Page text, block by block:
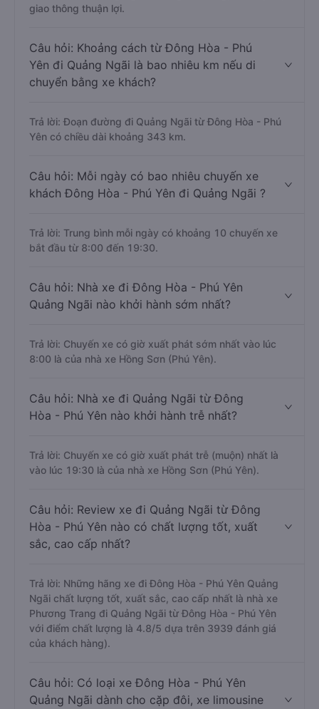
giao thông thuận lợi.
Câu hỏi: Khoảng cách từ Đông Hòa - Phú
Yên đi Quảng Ngãi là bao nhiêu km nếu di
chuyển bằng xe khách?
Trả lời: Đoạn đường đi Quảng Ngãi từ Đông Hòa - Phú
Yên có chiều dài khoảng 343 km.
Câu hỏi: Mỗi ngày có bao nhiêu chuyến xe
khách Đông Hòa - Phú Yên đi Quảng Ngãi ?
Trả lời: Trung bình mỗi ngày có khoảng 10 chuyến xe
bắt đầu từ 8:00 đến 19:30.
Câu hỏi: Nhà xe đi Đông Hòa - Phú Yên
Quảng Ngãi nào khởi hành sớm nhất?
Trả lời: Chuyến xe có giờ xuất phát sớm nhất vào lúc
8:00 là của nhà xe Hồng Sơn (Phú Yên).
Câu hỏi: Nhà xe đi Quảng Ngãi từ Đông
Hòa - Phú Yên nào khởi hành trễ nhất?
Trả lời: Chuyến xe có giờ xuất phát trễ (muộn) nhất là
vào lúc 19:30 là của nhà xe Hồng Sơn (Phú Yên).
Câu hỏi: Review xe đi Quảng Ngãi từ Đông
Hòa - Phú Yên nào có chất lượng tốt, xuất
sắc, cao cấp nhất?
Trả lời: Những hãng xe đi Đông Hòa - Phú Yên Quảng
Ngãi chất lượng tốt, xuất sắc, cao cấp nhất là nhà xe
Phương Trang đi Quảng Ngãi từ Đông Hòa - Phú Yên
với điểm chất lượng là 4.8/5 dựa trên 3939 đánh giá
của khách hàng).
Câu hỏi: Có loại xe Đông Hòa - Phú Yên
Quảng Ngãi dành cho cặp đôi, xe limousine